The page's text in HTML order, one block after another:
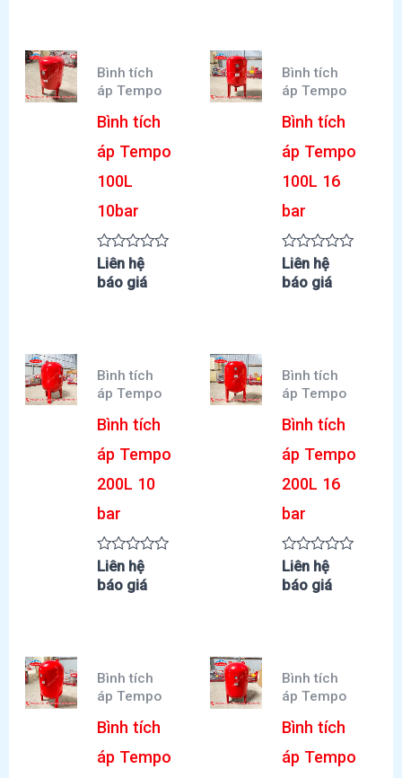
Bình tích
áp Tempo
Bình tích
áp Tempo
100L
10bar
Được
xếp
hạng
Liên hệ
báo giá
Bình tích
áp Tempo
Bình tích
áp Tempo
100L 16
bar
Được
xếp
hạng
Liên hệ
báo giá
Bình tích
áp Tempo
Bình tích
áp Tempo
200L 10
bar
Được
xếp
hạng
Liên hệ
báo giá
Bình tích
áp Tempo
Bình tích
áp Tempo
200L 16
bar
Được
xếp
hạng
Liên hệ
báo giá
Bình tích
áp Tempo
Bình tích
áp Tempo
Bình tích
áp Tempo
Bình tích
áp Tempo